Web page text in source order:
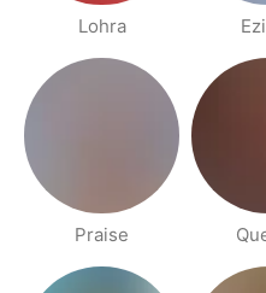
Lohra
Praise